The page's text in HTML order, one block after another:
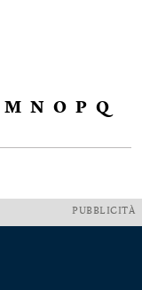
M N O P Q
PUBBLICITÀ